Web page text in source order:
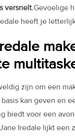
versnelt.Gevoelige
heeft je
zijn om een
kan geven en
biedt voor een
Iredale lijkt een